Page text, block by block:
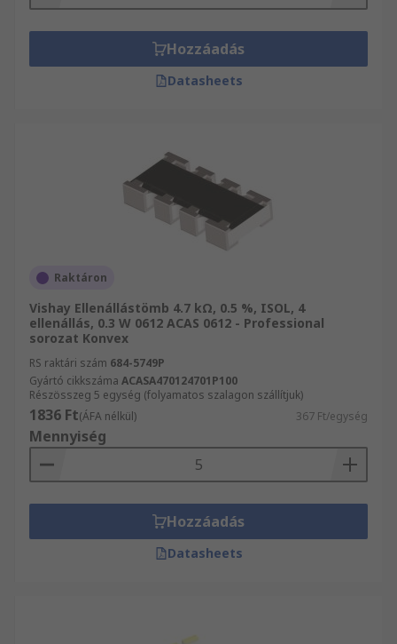
és csatlakozók széles választékát forgalmazza,
többek között Passzív alkatrészek és Passzív
alkatrészek átfogó választékát. Weboldalunkon
Elektronikus alkatrészek, elektromos készülékek
és csatlakozók teljes kínálatából válogathat.
Hozzáadás
Datasheets
Raktáron
Vishay Ellenállástömb 4.7 kΩ, 0.5 %, ISOL, 4
ellenállás, 0.3 W 0612 ACAS 0612 - Professional
sorozat Konvex
RS raktári szám 684-5749P
Gyártó cikkszáma ACASA470124701P100
Részösszeg 5 egység (folyamatos szalagon szállítjuk)
1836 Ft(ÁFA nélkül) 367 Ft/egység
Mennyiség
Hozzáadás
Datasheets